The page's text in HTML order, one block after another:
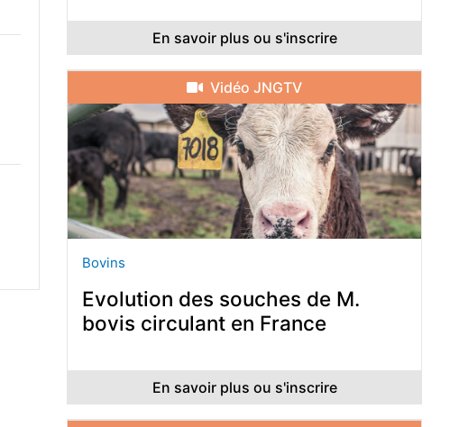
En savoir plus ou s'inscrire
Vidéo JNGTV
Bovins
Evolution des souches de M.
bovis circulant en France
En savoir plus ou s'inscrire